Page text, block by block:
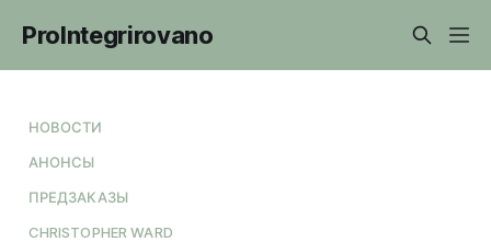
ProIntegrirovano
НОВОСТИ
АНОНСЫ
ПРЕДЗАКАЗЫ
CHRISTOPHER WARD